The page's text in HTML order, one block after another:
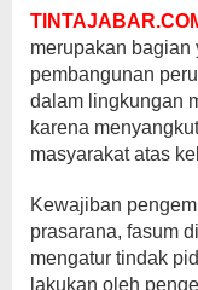
merupakan bagian
pembangunan
dalam lingkungan
karena
masyarakat atas
Kewajiban
prasarana, fasum
mengatur tindak
lakukan oleh